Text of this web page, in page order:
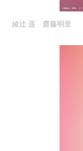
綾辻 遥 齋藤明里